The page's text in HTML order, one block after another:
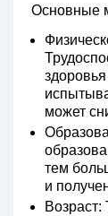
Основные
может
тем
и
Возраст: